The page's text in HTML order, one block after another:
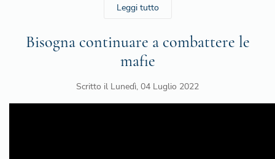
Leggi tutto
Bisogna continuare a combattere le
mafie
Scritto il Lunedì, 04 Luglio 2022